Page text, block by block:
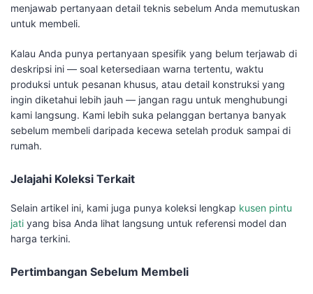
menjawab pertanyaan detail teknis sebelum Anda memutuskan
untuk membeli.
Kalau Anda punya pertanyaan spesifik yang belum terjawab di
deskripsi ini — soal ketersediaan warna tertentu, waktu
produksi untuk pesanan khusus, atau detail konstruksi yang
ingin diketahui lebih jauh — jangan ragu untuk menghubungi
kami langsung. Kami lebih suka pelanggan bertanya banyak
sebelum membeli daripada kecewa setelah produk sampai di
rumah.
Jelajahi Koleksi Terkait
Selain artikel ini, kami juga punya koleksi lengkap kusen pintu
jati yang bisa Anda lihat langsung untuk referensi model dan
harga terkini.
Pertimbangan Sebelum Membeli